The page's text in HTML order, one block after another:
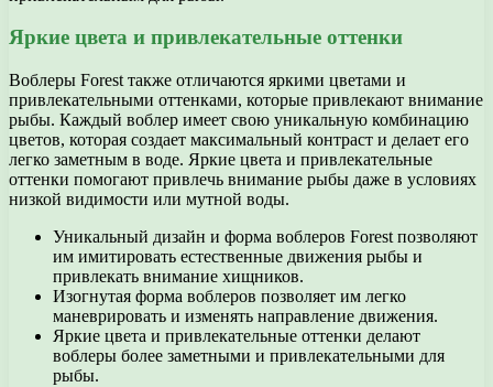
Яркие цвета и привлекательные оттенки
Воблеры Forest также отличаются яркими цветами и
привлекательными оттенками, которые привлекают внимание
рыбы. Каждый воблер имеет свою уникальную комбинацию
цветов, которая создает максимальный контраст и делает его
легко заметным в воде. Яркие цвета и привлекательные
оттенки помогают привлечь внимание рыбы даже в условиях
низкой видимости или мутной воды.
Уникальный дизайн и форма воблеров Forest позволяют
им имитировать естественные движения рыбы и
привлекать внимание хищников.
Изогнутая форма воблеров позволяет им легко
маневрировать и изменять направление движения.
Яркие цвета и привлекательные оттенки делают
воблеры более заметными и привлекательными для
рыбы.